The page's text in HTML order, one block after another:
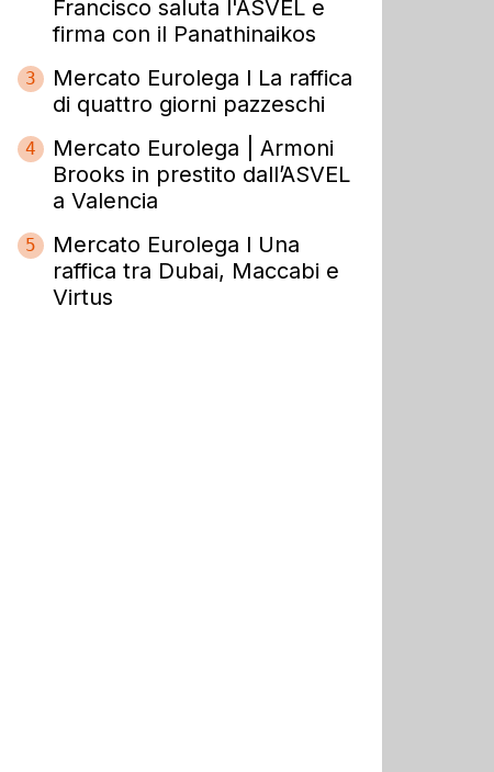
Francisco saluta l'ASVEL e
firma con il Panathinaikos
3
Mercato Eurolega l La raffica
di quattro giorni pazzeschi
4
Mercato Eurolega | Armoni
Brooks in prestito dall’ASVEL
a Valencia
5
Mercato Eurolega l Una
raffica tra Dubai, Maccabi e
Virtus